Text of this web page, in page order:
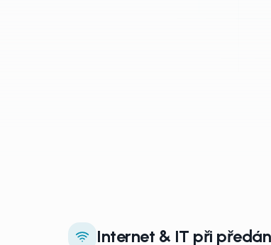
Internet & IT při